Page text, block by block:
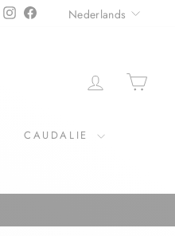
InstagramFacebookTAAL
Nederlands
CAUDALIE